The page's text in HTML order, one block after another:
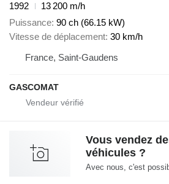
1992
13 200 m/h
Puissance 90 ch (66.15 kW)
Vitesse de déplacement 30 km/h
France, Saint-Gaudens
GASCOMAT
Vous vendez
véhicules ?
Avec nous, c'est